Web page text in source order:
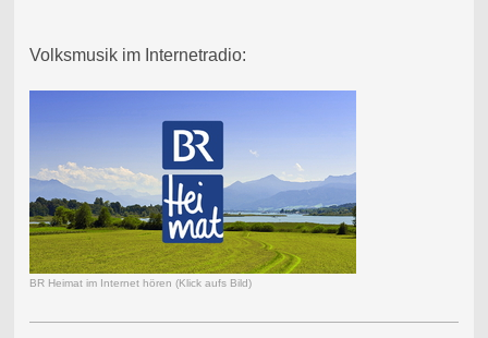
Volksmusik im Internetradio:
BR Heimat im Internet hören (Klick aufs Bild)